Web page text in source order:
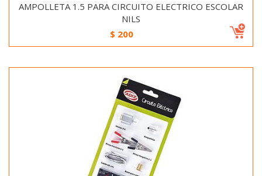
AMPOLLETA 1.5 PARA CIRCUITO ELECTRICO ESCOLAR
NILS
$ 200